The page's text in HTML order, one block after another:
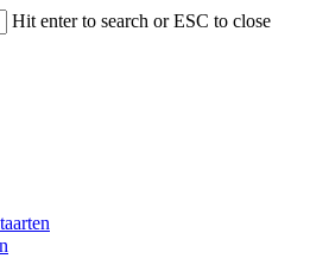
Hit enter to search or ESC to close